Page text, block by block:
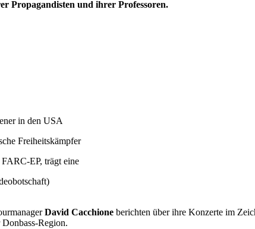
Propagandisten und ihrer Professoren.
in den USA
Freiheitskämpfer
EP, trägt eine
David Cacchione berichten über ihre Konzerte im
Region.